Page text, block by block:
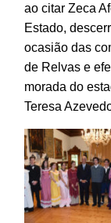
ao citar Zeca
Estado,
ocasião das
de Relvas e
morada do
Teresa